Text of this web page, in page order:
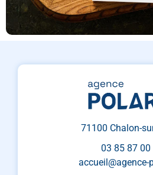
71100 Chalon-
03 85 87 00